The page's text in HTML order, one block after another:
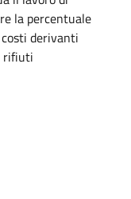
la percentuale
derivanti
rifiuti